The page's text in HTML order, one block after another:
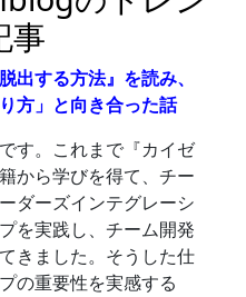
事
出する方法』を読み、
方」と向き合った話
す。これまで『カイゼ
から学びを得て、チー
ダーズインテグレーシ
を実践し、チーム開発
きました。そうした仕
の重要性を実感する